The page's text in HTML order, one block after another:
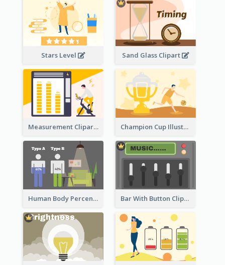
Stars Level Sand Glass Clipart
Measurement Clipart Champion Cup Illustration
Human Body Percentage Comparison Bar With Button Clipart